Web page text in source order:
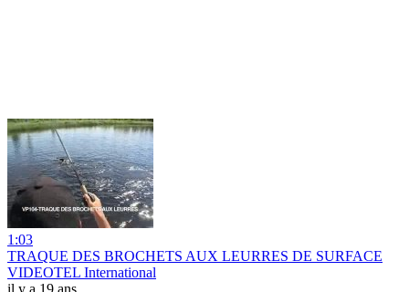
1:03
TRAQUE DES BROCHETS AUX LEURRES DE SURFACE
VIDEOTEL International